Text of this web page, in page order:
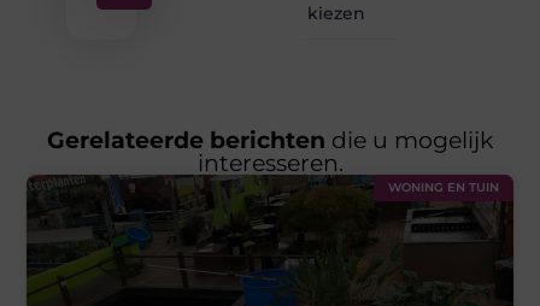
kiezen
Gerelateerde berichten die u mogelijk
interesseren.
WONING EN TUIN